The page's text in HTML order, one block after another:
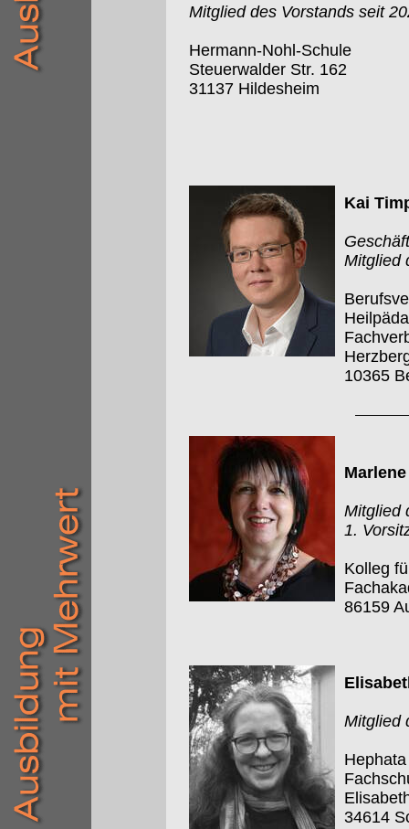
Mitglied des Vorstands seit
Hermann-Nohl-Schule
Steuerwalder Str. 162
31137 Hildesheim
Kai
Mitglied
10365
Mitglied
1.
Kolleg
86159
Mitglied
34614